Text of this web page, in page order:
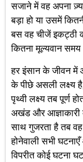
सजाने में वह अपना
बड़ा हो या उसमें
बस वह चीजें इकट्ठी
कितना मूल्यवान
हर इंसान के जीवन में
के पीछे असली लक्ष्य है,
पृथ्वी लक्ष्य तब पूर्ण
अखंड और
साथ गुजरता है तब
होनेवाली सभी
विपरीत कोई घटना